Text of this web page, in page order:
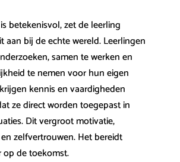
betekenisvol, zet de leerling
aan bij de echte wereld. Leerlingen
samen te werken en
te nemen voor hun eigen
kennis en vaardigheden
ze direct worden toegepast in
Dit vergroot motivatie,
zelfvertrouwen. Het bereidt
de toekomst.